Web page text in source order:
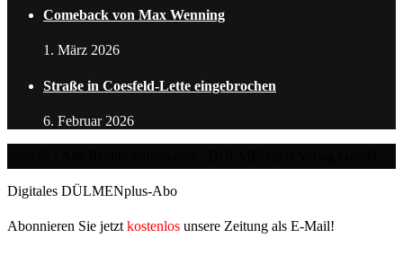
Comeback von Max Wenning
1. März 2026
Straße in Coesfeld-Lette eingebrochen
6. Februar 2026
Digitales DÜLMENplus-Abo
Abonnieren Sie jetzt kostenlos unsere Zeitung als E-Mail!